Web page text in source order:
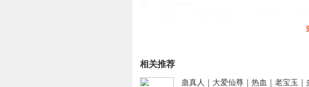
男女主播都很好，故事简短还不错，如果叙事更
2021-02-21
相关推荐
蛊真人｜大爱仙尊｜热血｜老宝玉｜